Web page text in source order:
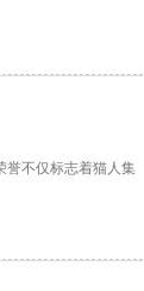
誉不仅标志着猫人集